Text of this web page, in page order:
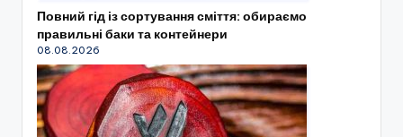
Повний гід із сортування сміття: обираємо
правильні баки та контейнери
08.08.2026